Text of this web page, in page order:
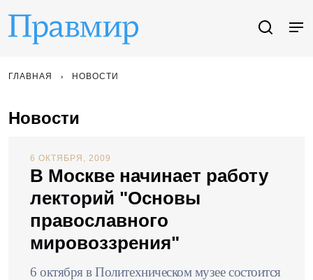
ГЛАВНАЯ НОВОСТИ
Новости
6 ОКТЯБРЯ, 2009
В Москве начинает работу
лекторий "Основы
православного
мировоззрения"
6 октября в Политехническом музее состоится